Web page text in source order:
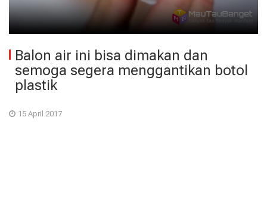
Balon air ini bisa dimakan dan
semoga segera menggantikan botol
plastik
15 April 2017